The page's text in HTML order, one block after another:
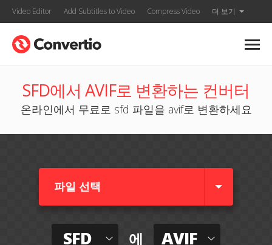
Video Editor Add Subtitles to Video Compress Video 더 보기
SFD에서 AVIF로 변환하는 컨버터
온라인에서 무료로 sfd 파일을 avif로 변환하세요
파일 선택
SFD 에 AVIF